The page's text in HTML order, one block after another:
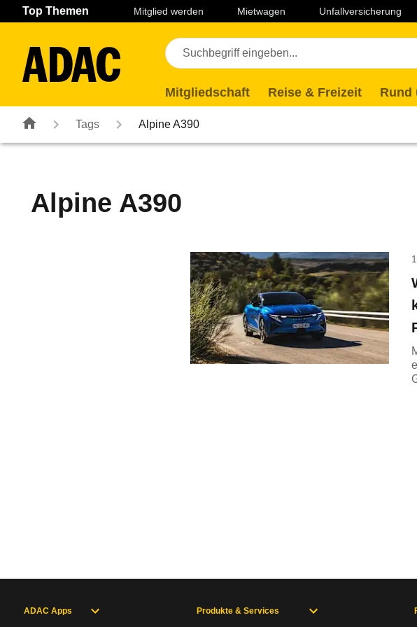
Navigation Seiteninhalt Fußzeile
Top Themen Mitglied werden Mietwagen Unfallversicherung
Mitgliedschaft Reise & Freizeit Rund
Tags Alpine A390
Alpine A390
ADAC Apps Produkte & Services